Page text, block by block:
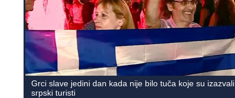
Grci slave jedini dan kada nije bilo tuča koje su izazvali
srpski turisti